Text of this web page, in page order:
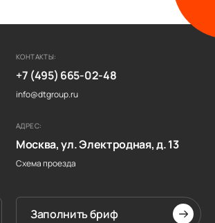
КОНТАКТЫ:
+7 (495) 665-02-48
info@dtgroup.ru
АДРЕС:
Москва, ул. Электродная, д. 13
Схема проезда
Заполнить бриф